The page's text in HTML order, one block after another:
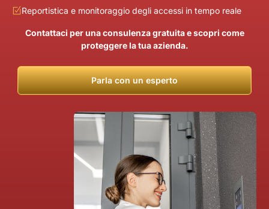
Reportistica e monitoraggio degli accessi in tempo reale
Contattaci per una consulenza gratuita e scopri come
proteggere la tua azienda.
Parla con un esperto